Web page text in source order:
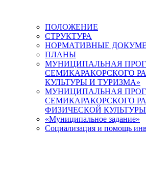
ПОЛОЖЕНИЕ
СТРУКТУРА
НОРМАТИВНЫЕ
ПЛАНЫ
МУНИЦИПАЛЬНАЯ
СЕМИКАРАКОРСКОГО
КУЛЬТУРЫ И ТУРИЗМА»
МУНИЦИПАЛЬНАЯ
СЕМИКАРАКОРСКОГО
ФИЗИЧЕСКОЙ
«Муниципальное задание»
Социализация и помощь